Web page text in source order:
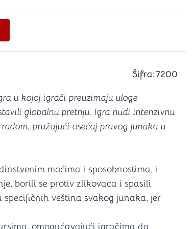
Šifra:7200
u kojoj igrači preuzimaju uloge
globalnu pretnju. Igra nudi intenzivnu
pružajući osećaj pravog junaka u
moćima i sposobnostima, i
borili se protiv zlikovaca i spasili
veština svakog junaka, jer
omogućavajući igračima da